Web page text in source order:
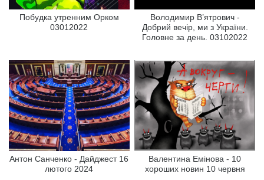
Побудка утренним Орком
03012022
Володимир В’ятрович -
Добрий вечір, ми з України.
Головне за день. 03102022
Антон Санченко - Дайджест 16
лютого 2024
Валентина Емінова - 10
хороших новин 10 червня